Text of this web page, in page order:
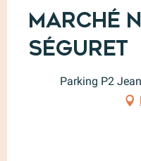
Marché
Séguret
Parking P2